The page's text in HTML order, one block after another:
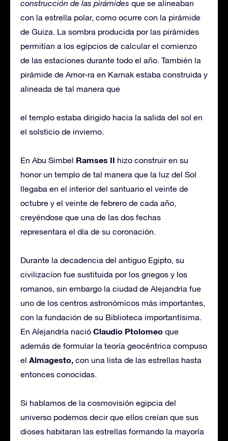
construcción de las pirámides que se alineaban
con la estrella polar, como ocurre con la pirámide
de Guiza. La sombra producida por las pirámides
permitían a los egipcios de calcular el comienzo
de las estaciones durante todo el año. También la
pirámide de Amor-ra en Karnak estaba construida y
alineada de tal manera que
el templo estaba dirigido hacia la salida del sol en
el solsticio de invierno.
En Abu Simbel Ramses II hizo construir en su
honor un templo de tal manera que la luz del Sol
llegaba en el interior del santuario el veinte de
octubre y el veinte de febrero de cada año,
creyéndose que una de las dos fechas
representara el día de su coronación.
Durante la decadencia del antiguo Egipto, su
civilizacíon fue sustituida por los griegos y los
romanos, sin embargo la ciudad de Alejandría fue
uno de los centros astronómicos más importantes,
con la fundación de su Biblioteca importantísima.
En Alejandría nació Claudio Ptolomeo que
además de formular la teoría geocéntrica compuso
el Almagesto, con una lista de las estrellas hasta
entonces conocidas.
Si hablamos de la cosmovisión egipcia del
universo podemos decir que ellos creían que sus
dioses habitaran las estrellas formando la mayoría